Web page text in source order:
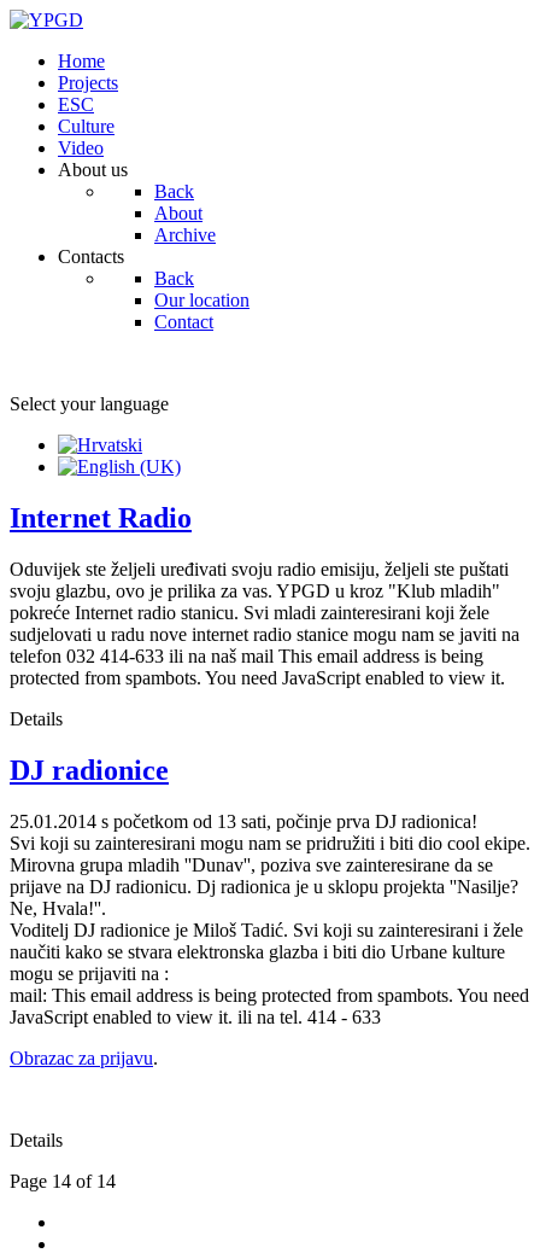
Home
Projects
ESC
Culture
Video
About us
Back
About
Archive
Contacts
Back
Our location
Contact
Select your language
Internet Radio
Oduvijek ste željeli uređivati svoju radio emisiju, željeli ste puštati
svoju glazbu, ovo je prilika za vas. YPGD u kroz "Klub mladih"
pokreće Internet radio stanicu. Svi mladi zainteresirani koji žele
sudjelovati u radu nove internet radio stanice mogu nam se javiti na
telefon 032 414-633 ili na naš mail This email address is being
protected from spambots. You need JavaScript enabled to view it.
Details
DJ radionice
25.01.2014 s početkom od 13 sati, počinje prva DJ radionica!
Svi koji su zainteresirani mogu nam se pridružiti i biti dio cool ekipe.
Mirovna grupa mladih ''Dunav'', poziva sve zainteresirane da se
prijave na DJ radionicu. Dj radionica je u sklopu projekta ''Nasilje?
Ne, Hvala!''.
Voditelj DJ radionice je Miloš Tadić. Svi koji su zainteresirani i žele
naučiti kako se stvara elektronska glazba i biti dio Urbane kulture
mogu se prijaviti na :
mail: This email address is being protected from spambots. You need
JavaScript enabled to view it. ili na tel. 414 - 633
Obrazac za prijavu.
Details
Page 14 of 14